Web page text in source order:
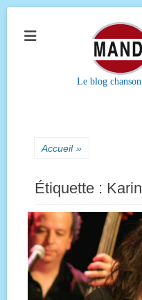
Le blog
Accueil »
Étiquette :